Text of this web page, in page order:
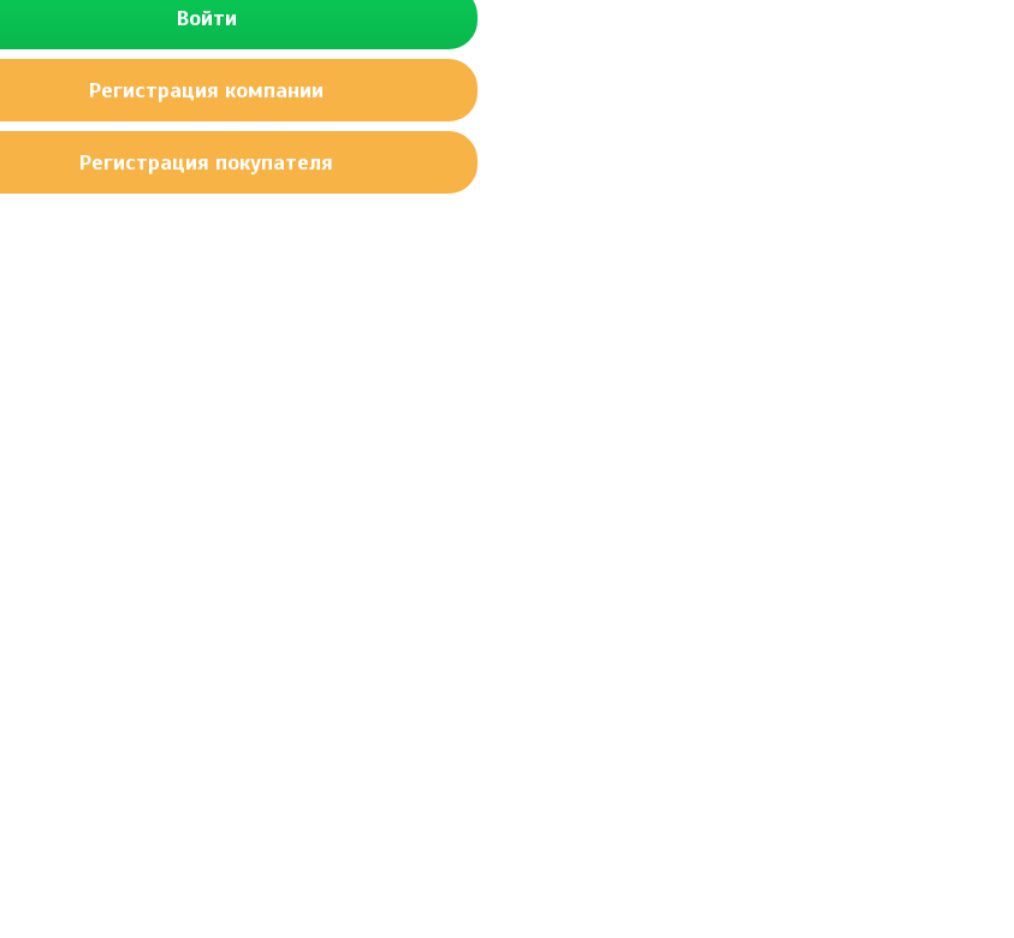
Войти
Регистрация компании
Регистрация покупателя